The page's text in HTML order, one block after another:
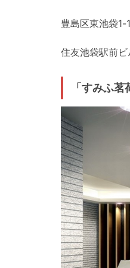
豊島区東池袋1-
住友池袋駅前
「すみふ